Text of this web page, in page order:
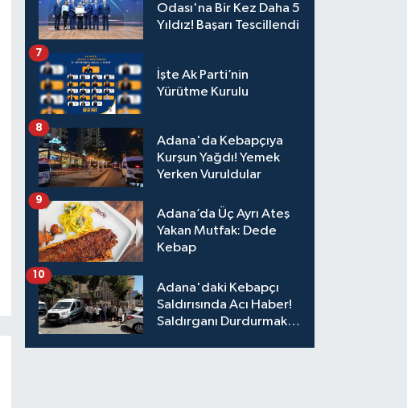
Odası'na Bir Kez Daha 5
Yıldız! Başarı Tescillendi
İşte Ak Parti’nin
Yürütme Kurulu
7
Adana'da Kebapçıya
Kurşun Yağdı! Yemek
Yerken Vuruldular
8
Adana’da Üç Ayrı Ateş
Yakan Mutfak: Dede
Kebap
9
Adana'daki Kebapçı
Saldırısında Acı Haber!
Saldırganı Durdurmak
10